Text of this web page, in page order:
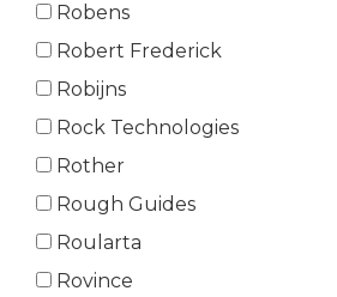
Robens
Robert Frederick
Robijns
Rock Technologies
Rother
Rough Guides
Roularta
Rovince